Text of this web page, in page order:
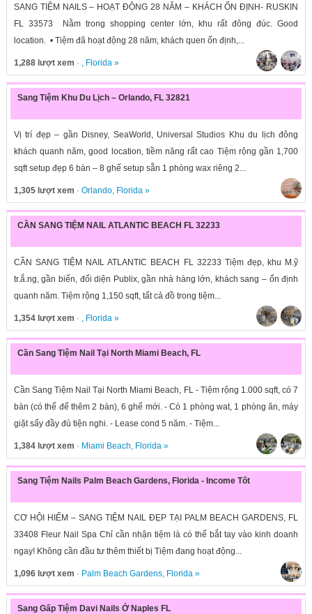
SANG TIỆM NAILS – HOẠT ĐỘNG 28 NĂM – KHÁCH ỔN ĐỊNH- RUSKIN
FL 33573 Nằm trong shopping center lớn, khu rất đông đúc. Good
location. • Tiệm đã hoạt động 28 năm, khách quen ổn định,...
1,288 lượt xem · , Florida»
Sang Tiệm Khu Du Lịch – Orlando, FL 32821
Vị trí đẹp – gần Disney, SeaWorld, Universal Studios Khu du lịch đông
khách quanh năm, good location, tiềm năng rất cao Tiệm rộng gần 1,700
sqft setup đẹp 6 bàn – 8 ghế setup sẵn 1 phòng wax riêng 2...
1,305 lượt xem · Orlando, Florida»
CẦN SANG TIỆM NAIL ATLANTIC BEACH FL 32233
CẦN SANG TIỆM NAIL ATLANTIC BEACH FL 32233 Tiệm đẹp, khu M.ỹ
tr.ắ.ng, gần biển, đối diện Publix, gần nhà hàng lớn, khách sang – ổn định
quanh năm. Tiệm rộng 1,150 sqft, tất cả đồ trong tiệm...
1,354 lượt xem · , Florida»
Cần Sang Tiệm Nail Tại North Miami Beach, FL
Cần Sang Tiệm Nail Tại North Miami Beach, FL - Tiệm rộng 1.000 sqft, có 7
bàn (có thể để thêm 2 bàn), 6 ghế mới. - Có 1 phòng wat, 1 phòng ăn, máy
giặt sấy đầy đủ tiện nghi. - Lease cond 5 năm. - Tiệm...
1,384 lượt xem · Miami Beach, Florida»
Sang Tiệm Nails Palm Beach Gardens, Florida - Income Tốt
CƠ HỘI HIẾM – SANG TIỆM NAIL ĐẸP TẠI PALM BEACH GARDENS, FL
33408 Fleur Nail Spa Chỉ cần nhận tiệm là có thể bắt tay vào kinh doanh
ngay! Không cần đầu tư thêm thiết bị Tiệm đang hoạt động...
1,096 lượt xem · Palm Beach Gardens, Florida»
Sang Gấp Tiệm Davi Nails Ở Naples FL